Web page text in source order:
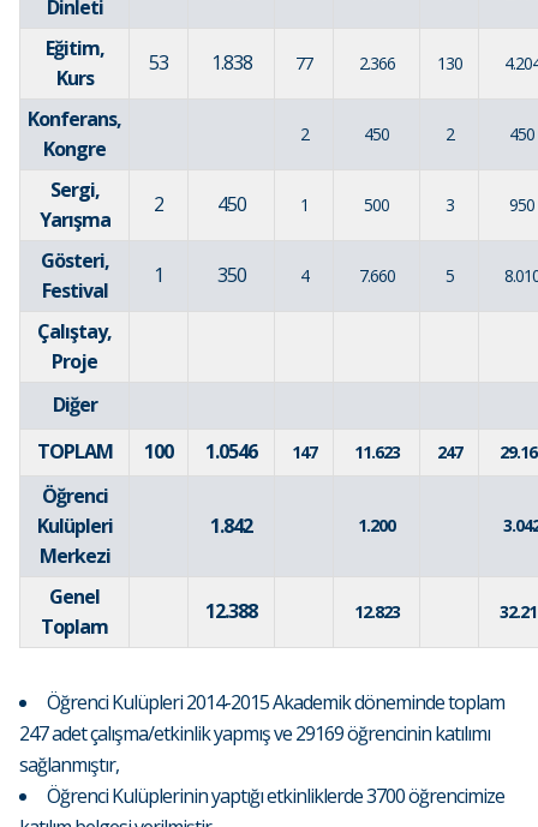
Dinleti
Eğitim,
Kurs
53 1.838 77 2.366 130
Konferans,
Kongre
2 450 2 450
Sergi,
Yarışma
2 450 1 500 3 950
Gösteri,
Festival
1 350 4 7.660 5
Çalıştay,
Proje
Diğer
TOPLAM
100 1.0546 147 11.623 247
Öğrenci
Kulüpleri
Merkezi
1.842 1.200
Genel
Toplam
12.388 12.823
Öğrenci Kulüpleri 2014-2015 Akademik döneminde toplam
247 adet çalışma/etkinlik yapmış ve 29169 öğrencinin katılımı
sağlanmıştır,
Öğrenci Kulüplerinin yaptığı etkinliklerde 3700 öğrencimize